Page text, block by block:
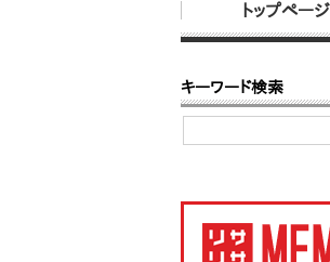
トップページ
キーワード検索